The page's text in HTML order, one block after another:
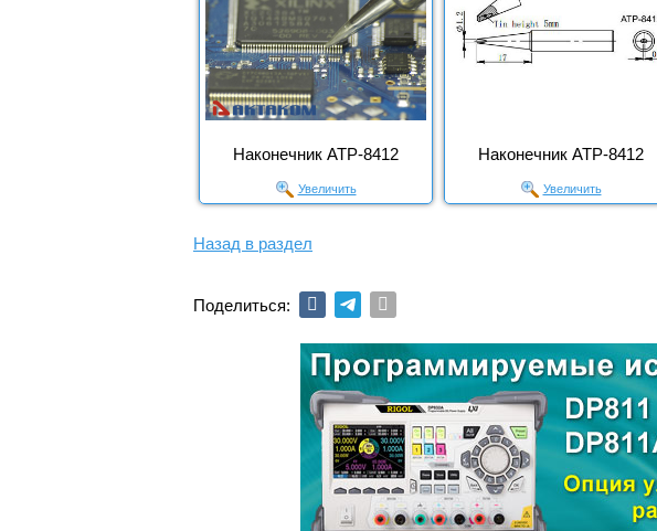
Наконечник АТР-8412
Увеличить
Наконечник АТР-8412
Увеличить
Назад в раздел
Поделиться: